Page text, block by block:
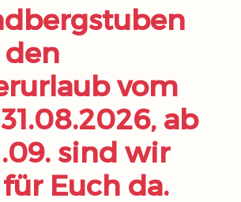
vom
ab
sind wir
Euch da.